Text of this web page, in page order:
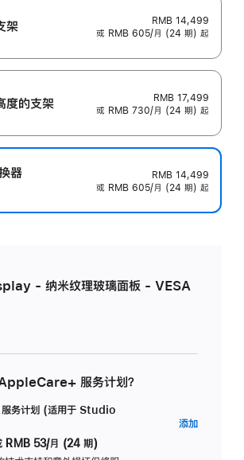
架
RMB 14,499
或 RMB 605/月 (24 期) 起
度的支‍架
RMB 17,499
或 RMB 730/月 (24 期) 起
器
RMB 14,499
或 RMB 605/月 (24 期) 起
- 纳米纹理玻璃面板 - VESA
服务计划？
务计划 (适用于 Studio
RMB 53/月 (24 期)
添加